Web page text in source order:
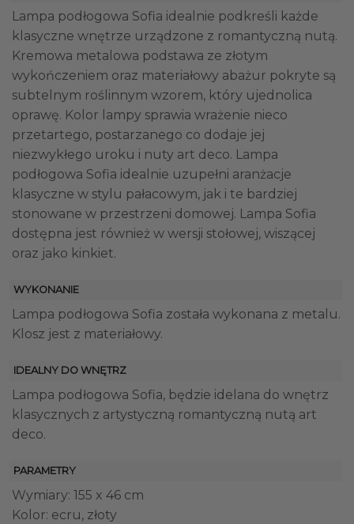
Lampa podłogowa Sofia idealnie podkreśli każde
klasyczne wnętrze urządzone z romantyczną nutą.
Kremowa metalowa podstawa ze złotym
wykończeniem oraz materiałowy abażur pokryte są
subtelnym roślinnym wzorem, który ujednolica
oprawę. Kolor lampy sprawia wrażenie nieco
przetartego, postarzanego co dodaje jej
niezwykłego uroku i nuty art deco. Lampa
podłogowa Sofia idealnie uzupełni aranżacje
klasyczne w stylu pałacowym, jak i te bardziej
stonowane w przestrzeni domowej. Lampa Sofia
dostępna jest również w wersji stołowej, wiszącej
oraz jako kinkiet.
WYKONANIE
Lampa podłogowa Sofia została wykonana z metalu.
Klosz jest z materiałowy.
IDEALNY DO WNĘTRZ
Lampa podłogowa Sofia, będzie idelana do wnętrz
klasycznych z artystyczną romantyczną nutą art
deco.
PARAMETRY
Wymiary: 155 x 46 cm
Kolor: ecru, złoty